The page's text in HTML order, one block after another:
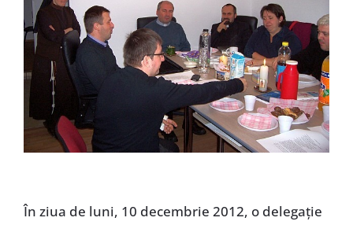
În ziua de luni, 10 decembrie 2012, o delegaţie